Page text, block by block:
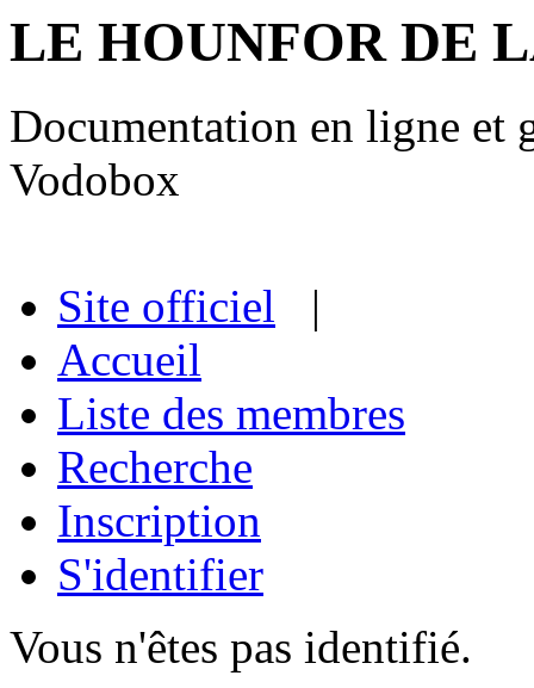
LE HOUNFOR DE
Documentation en ligne et
Vodobox
Site officiel |
Accueil
Liste des membres
Recherche
Inscription
S'identifier
Vous n'êtes pas identifié.